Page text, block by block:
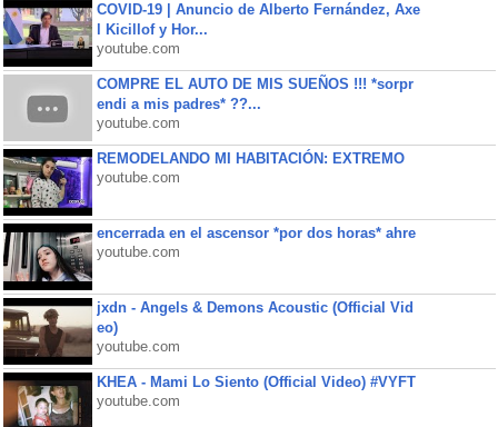
COVID-19 | Anuncio de Alberto Fernández, Axe
l Kicillof y Hor...
youtube.com
COMPRE EL AUTO DE MIS SUEÑOS !!! *sorpr
endi a mis padres* ??...
youtube.com
REMODELANDO MI HABITACIÓN: EXTREMO
youtube.com
encerrada en el ascensor *por dos horas* ahre
youtube.com
jxdn - Angels & Demons Acoustic (Official Vid
eo)
youtube.com
KHEA - Mami Lo Siento (Official Video) #VYFT
youtube.com